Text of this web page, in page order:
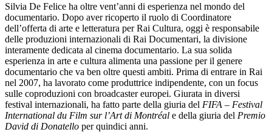
Silvia De Felice ha oltre vent’anni di esperienza nel mondo del
documentario. Dopo aver ricoperto il ruolo di Coordinatore
dell’offerta di arte e letteratura per Rai Cultura, oggi è responsabile
delle produzioni internazionali di Rai Documentari, la divisione
interamente dedicata al cinema documentario. La sua solida
esperienza in arte e cultura alimenta una passione per il genere
documentario che va ben oltre questi ambiti. Prima di entrare in Rai
nel 2007, ha lavorato come produttrice indipendente, con un focus
sulle coproduzioni con broadcaster europei. Giurata in diversi
festival internazionali, ha fatto parte della giuria del FIFA – Festival
International du Film sur l’Art di Montréal e della giuria del Premio
David di Donatello per quindici anni.